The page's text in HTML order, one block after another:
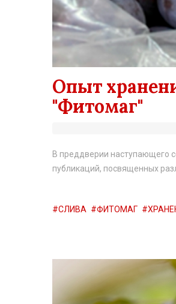
Опыт
"Фитомаг"
В преддверии наступающего
публикаций, посвященных
СЛИВА ФИТОМАГ